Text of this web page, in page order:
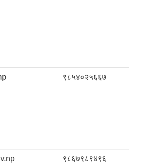
९८५४०२५६६७
९८६७९८९४९६